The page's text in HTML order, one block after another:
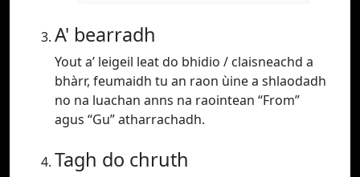
A' bearradh
Yout a’ leigeil leat do bhidio / claisneachd a
bhàrr, feumaidh tu an raon ùine a shlaodadh
no na luachan anns na raointean “From”
agus “Gu” atharrachadh.
Tagh do chruth